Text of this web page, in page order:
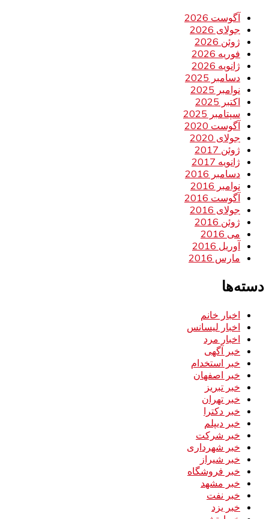
آگوست 2026
جولای 2026
ژوئن 2026
فوریه 2026
ژانویه 2026
دسامبر 2025
نوامبر 2025
اکتبر 2025
سپتامبر 2025
آگوست 2020
جولای 2020
ژوئن 2017
ژانویه 2017
دسامبر 2016
نوامبر 2016
آگوست 2016
جولای 2016
ژوئن 2016
می 2016
آوریل 2016
مارس 2016
دسته‌ها
اخبار خانم
اخبار لیسانس
اخبار مرد
خبر آگهی
خبر استخدام
خبر اصفهان
خبر تبریز
خبر تهران
خبر دکترا
خبر دیپلم
خبر شرکت
خبر شهرداری
خبر شیراز
خبر فروشگاه
خبر مشهد
خبر نفت
خبر یزد